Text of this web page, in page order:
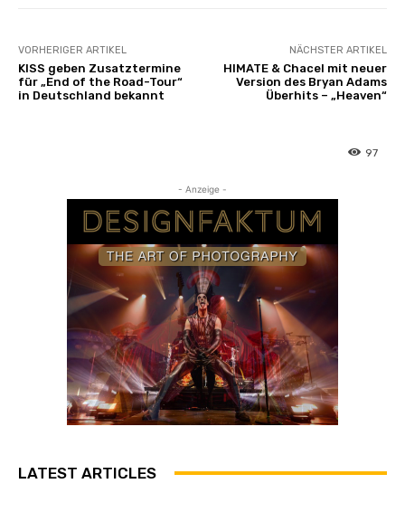
VORHERIGER ARTIKEL
KISS geben Zusatztermine
für „End of the Road-Tour“
in Deutschland bekannt
NÄCHSTER ARTIKEL
HIMATE & Chacel mit neuer
Version des Bryan Adams
Überhits – „Heaven“
97
- Anzeige -
LATEST ARTICLES